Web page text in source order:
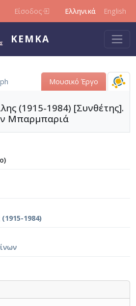
Είσοδος Ελληνικά English
ΚΕΜΚΑ
Μουσικό Έργο
(1915-1984) [Συνθέτης].
Μπαρμπαριά
1984)